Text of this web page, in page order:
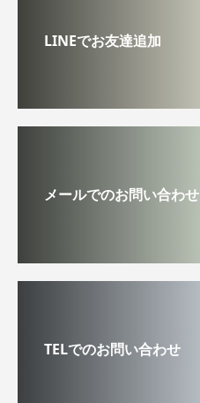
LINEでお友達追加
メールでのお問い合わせ
TELでのお問い合わせ